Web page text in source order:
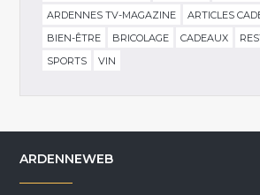
ARDENNES TV-MAGAZINE
ARTICLES
BIEN-ÊTRE
BRICOLAGE CADEAUX
SPORTS
VIN
ARDENNEWEB